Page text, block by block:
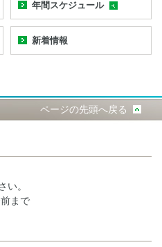
年間スケジュール
新着情報
ページの先頭へ戻る
い。
まで